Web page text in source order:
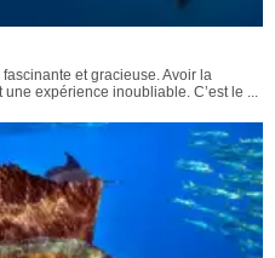
et gracieuse. Avoir la
expérience inoubliable. C’est le ...